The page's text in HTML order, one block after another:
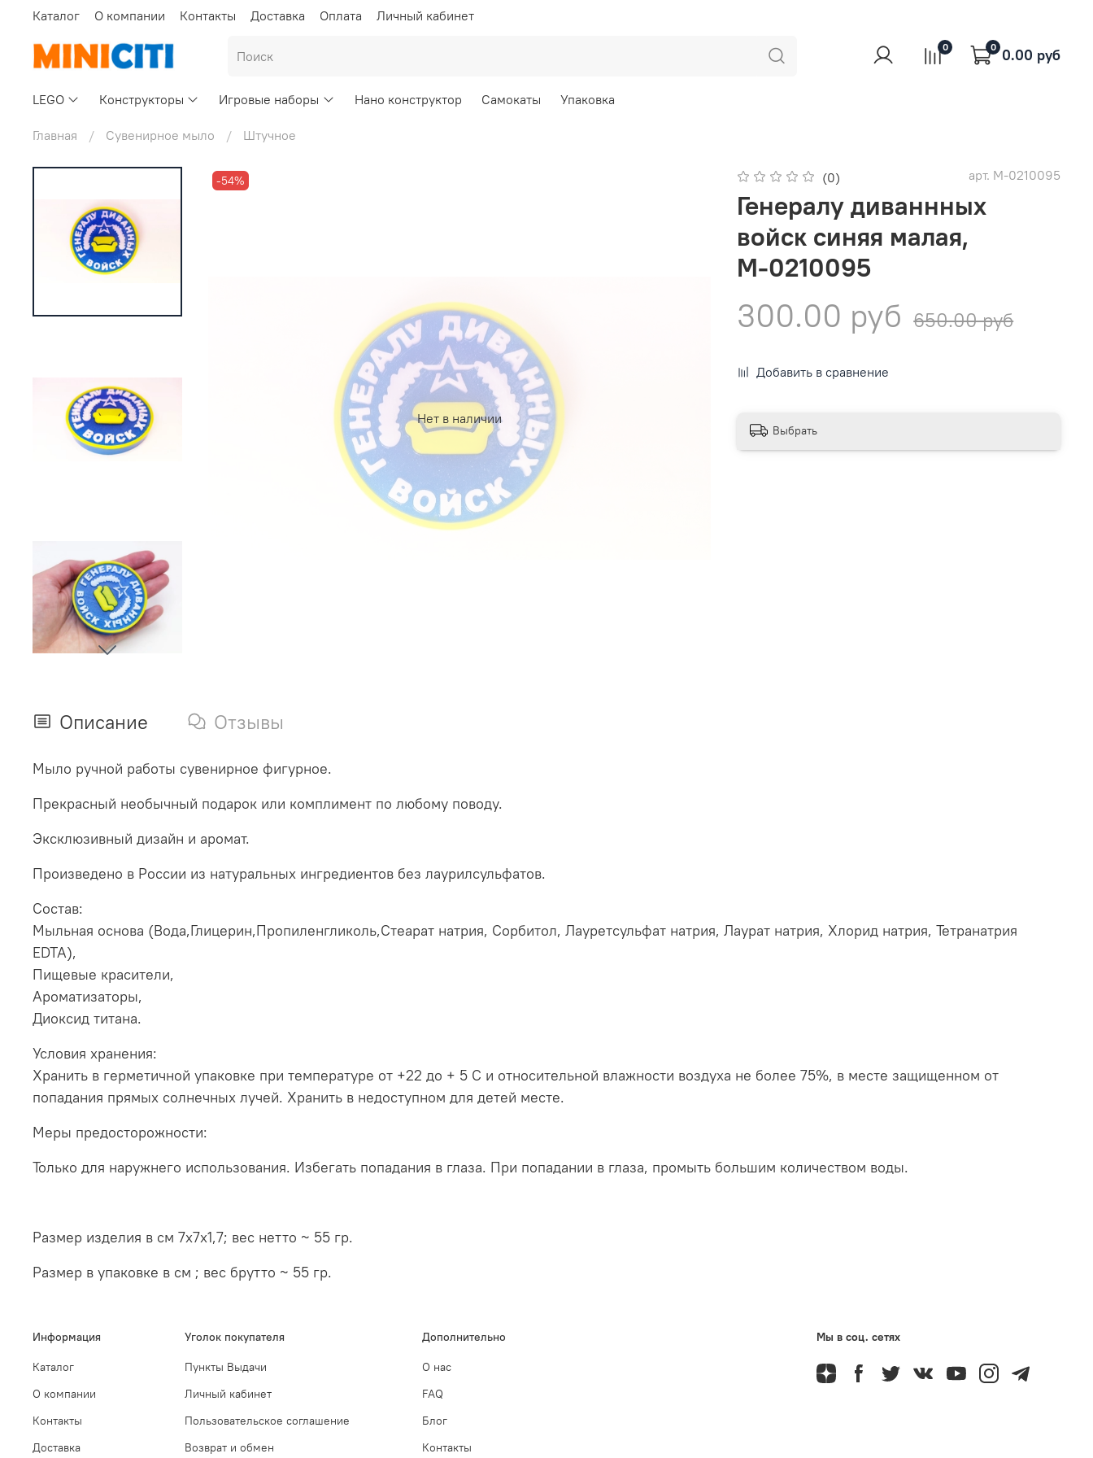
Каталог О компании Контакты Доставка Оплата Личный кабинет
0 0 0.00 руб
LEGO Конструкторы Игровые наборы Нано конструктор Самокаты Упаковка
Главная Сувенирное мыло Штучное
Нет в наличии
-54% (0) арт. М-0210095
Генералу диваннных
войск синяя малая,
М-0210095
300.00 руб 650.00 руб
Добавить в сравнение
Выбрать
Описание Отзывы
Мыло ручной работы сувенирное фигурное.
Прекрасный необычный подарок или комплимент по любому поводу.
Эксклюзивный дизайн и аромат.
Произведено в России из натуральных ингредиентов без лаурилсульфатов.
Состав:
Мыльная основа (Вода,Глицерин,Пропиленгликоль,Стеарат натрия, Сорбитол, Лауретсульфат натрия, Лаурат натрия, Хлорид натрия, Тетранатрия
EDTA),
Пищевые красители,
Ароматизаторы,
Диоксид титана.
Условия хранения:
Хранить в герметичной упаковке при температуре от +22 до + 5 С и относительной влажности воздуха не более 75%, в месте защищенном от
попадания прямых солнечных лучей. Хранить в недоступном для детей месте.
Меры предосторожности:
Только для наружнего использования. Избегать попадания в глаза. При попадании в глаза, промыть большим количеством воды.
Размер изделия в см 7х7х1,7; вес нетто ~ 55 гр.
Размер в упаковке в см ; вес брутто ~ 55 гр.
Информация
Каталог
О компании
Контакты
Доставка
Уголок покупателя
Пункты Выдачи
Личный кабинет
Пользовательское соглашение
Возврат и обмен
Дополнительно
О нас
FAQ
Блог
Контакты
Мы в соц. сетях